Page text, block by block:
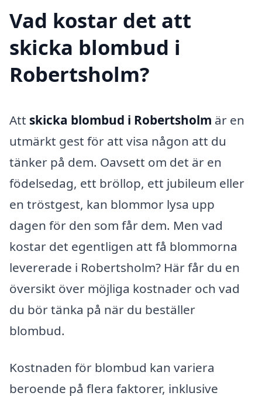
Vad kostar det att
skicka blombud i
Robertsholm?
Att skicka blombud i Robertsholm är en
utmärkt gest för att visa någon att du
tänker på dem. Oavsett om det är en
födelsedag, ett bröllop, ett jubileum eller
en tröstgest, kan blommor lysa upp
dagen för den som får dem. Men vad
kostar det egentligen att få blommorna
levererade i Robertsholm? Här får du en
översikt över möjliga kostnader och vad
du bör tänka på när du beställer
blombud.
Kostnaden för blombud kan variera
beroende på flera faktorer, inklusive